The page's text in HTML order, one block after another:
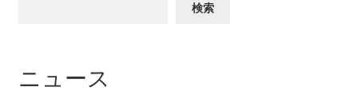
検索
ニュース